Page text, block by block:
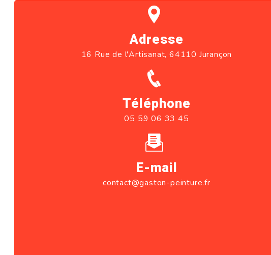
Adresse
16 Rue de l'Artisanat, 64110 Jurançon
Téléphone
05 59 06 33 45
E-mail
contact@gaston-peinture.fr